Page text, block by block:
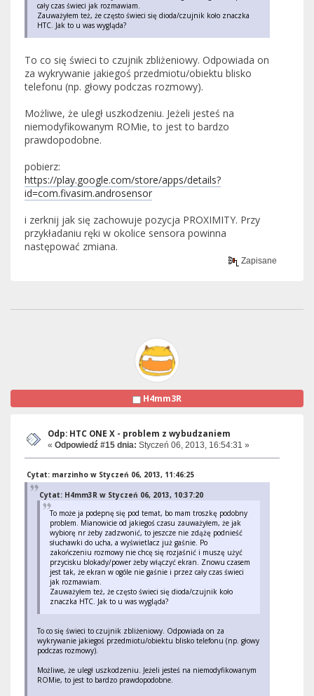
cały czas świeci jak rozmawiam.
Zauważyłem też, że często świeci się dioda/czujnik koło znaczka
HTC. Jak to u was wygląda?
To co się świeci to czujnik zbliżeniowy. Odpowiada on
za wykrywanie jakiegoś przedmiotu/obiektu blisko
telefonu (np. głowy podczas rozmowy).
Możliwe, że uległ uszkodzeniu. Jeżeli jesteś na
niemodyfikowanym ROMie, to jest to bardzo
prawdopodobne.
pobierz:
https://play.google.com/store/apps/details?
id=com.fivasim.androsensor
i zerknij jak się zachowuje pozycja PROXIMITY. Przy
przykładaniu ręki w okolice sensora powinna
następować zmiana.
Zapisane
H4mm3R
Odp: HTC ONE X - problem z wybudzaniem
« Odpowiedź #15 dnia: Styczeń 06, 2013, 16:54:31 »
Cytat: marzinho w Styczeń 06, 2013, 11:46:25
Cytat: H4mm3R w Styczeń 06, 2013, 10:37:20
To może ja podepnę się pod temat, bo mam troszkę podobny
problem. Mianowicie od jakiegoś czasu zauważyłem, że jak
wybiorę nr żeby zadzwonić, to jeszcze nie zdążę podnieść
słuchawki do ucha, a wyświetlacz już gaśnie. Po
zakończeniu rozmowy nie chcę się rozjaśnić i muszę użyć
przycisku blokady/power żeby włączyć ekran. Znowu czasem
jest tak, że ekran w ogóle nie gaśnie i przez cały czas świeci
jak rozmawiam.
Zauważyłem też, że często świeci się dioda/czujnik koło
znaczka HTC. Jak to u was wygląda?
To co się świeci to czujnik zbliżeniowy. Odpowiada on za
wykrywanie jakiegoś przedmiotu/obiektu blisko telefonu (np. głowy
podczas rozmowy).
Możliwe, że uległ uszkodzeniu. Jeżeli jesteś na niemodyfikowanym
ROMie, to jest to bardzo prawdopodobne.